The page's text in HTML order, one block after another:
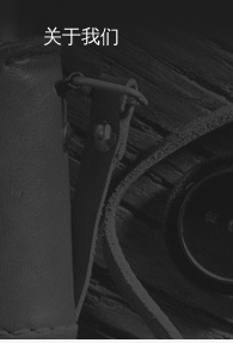
关于我们